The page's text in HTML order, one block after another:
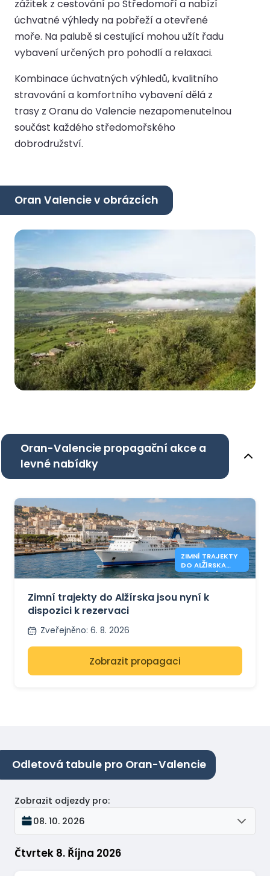
zážitek z cestování po Středomoří a nabízí
úchvatné výhledy na pobřeží a otevřené
moře. Na palubě si cestující mohou užít řadu
vybavení určených pro pohodlí a relaxaci.
Kombinace úchvatných výhledů, kvalitního
stravování a komfortního vybavení dělá z
trasy z Oranu do Valencie nezapomenutelnou
součást každého středomořského
dobrodružství.
Oran Valencie v obrázcích
Oran-Valencie propagační akce a
levné nabídky
ZIMNÍ TRAJEKTY
DO ALŽÍRSKA
JSOU NYNÍ
Zimní trajekty do Alžírska jsou nyní k
dispozici k rezervaci
Zveřejněno: 6. 8. 2026
Zobrazit propagaci
Odletová tabule pro Oran-Valencie
Čtvrtek 8. Října 2026
Zobrazit odjezdy pro:
08. 10. 2026